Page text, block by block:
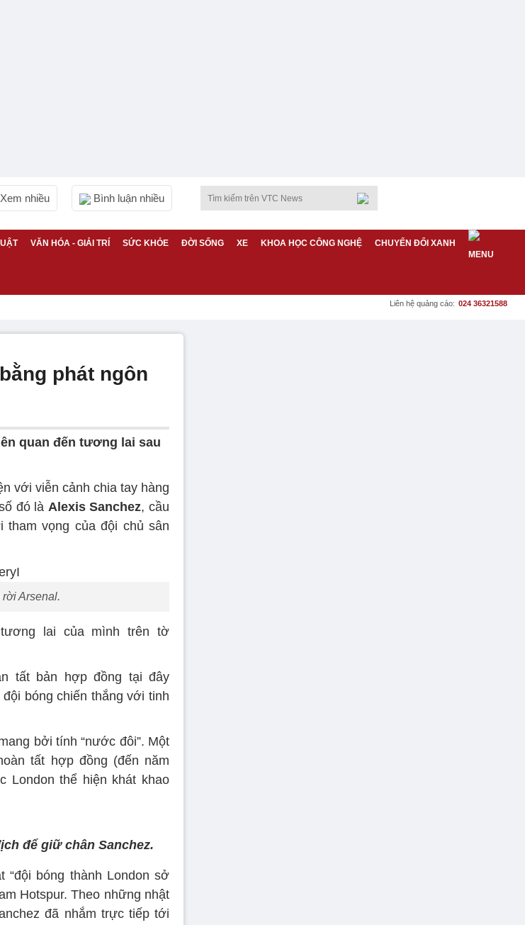
Xem nhiều Bình luận nhiều
VĂN HÓA - GIẢI TRÍ SỨC KHỎE ĐỜI SỐNG XE KHOA HỌC CÔNG NGHỆ CHUYỂN ĐỔI XANH
Liên hệ quảng cáo: 024 36321588
phát ngôn
quan đến tương lai sau
với viễn cảnh chia tay hàng
đó là Alexis Sanchez, cầu
vọng của đội chủ sân
Arsenal.
lai của mình trên tờ
tất bản hợp đồng tại đây
bóng chiến thắng với tinh
bởi tính “nước đôi”. Một
tất hợp đồng (đến năm
London thể hiện khát khao
để giữ chân Sanchez.
“đội bóng thành London sở
Hotspur. Theo những nhật
đã nhắm trực tiếp tới